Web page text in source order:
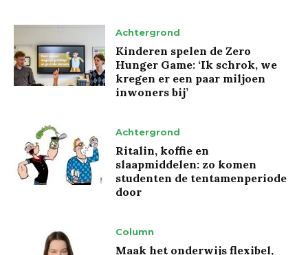
Achtergrond
Kinderen spelen de Zero
Hunger Game: ‘Ik schrok, we
kregen er een paar miljoen
inwoners bij’
Achtergrond
Ritalin, koffie en
slaapmiddelen: zo komen
studenten de tentamenperiode
door
Column
Maak het onderwijs flexibel,